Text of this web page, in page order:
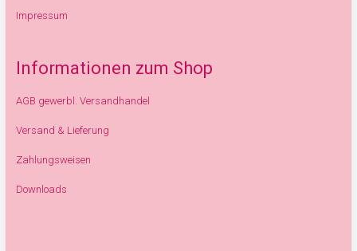
Impressum
Informationen zum Shop
AGB gewerbl. Versandhandel
Versand & Lieferung
Zahlungsweisen
Downloads